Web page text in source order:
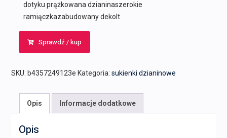
dotyku prążkowana dzianinaszerokie
ramiączkazabudowany dekolt
Sprawdź / kup
SKU: b4357249123e Kategoria: sukienki dzianinowe
Opis Informacje dodatkowe
Opis